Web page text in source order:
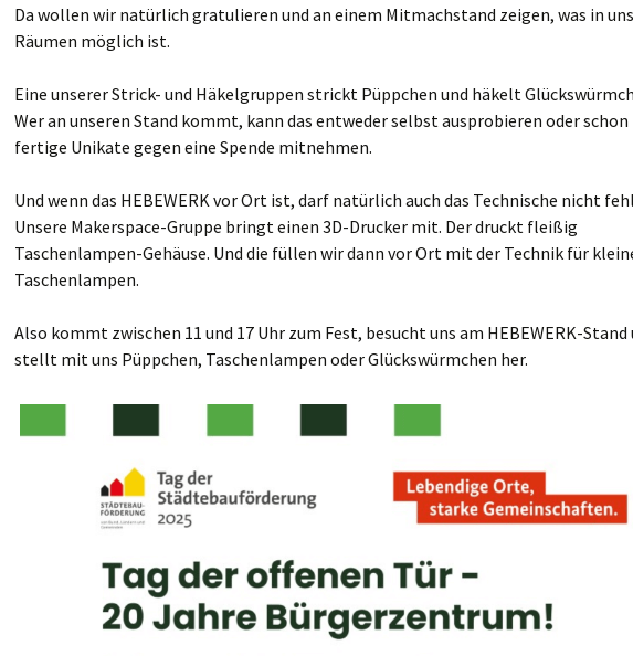
Nähstübchen
Die Strick- und
Häkelmädels
(Donnerstags 10 uhr
Gruppe)
Gruppe)
Werbellinseegnitzen
Da wollen wir natürlich gratulieren und an einem Mitmachstand zeigen, was in
Räumen möglich ist.
Eine unserer Strick- und Häkelgruppen strickt Püppchen und häkelt
Wer an unseren Stand kommt, kann das entweder selbst ausprobieren oder schon
fertige Unikate gegen eine Spende mitnehmen.
Und wenn das HEBEWERK vor Ort ist, darf natürlich auch das Technische nicht
Unsere Makerspace-Gruppe bringt einen 3D-Drucker mit. Der druckt fleißig
Taschenlampen-Gehäuse. Und die füllen wir dann vor Ort mit der Technik für
Taschenlampen.
Also kommt zwischen 11 und 17 Uhr zum Fest, besucht uns am HEBEWERK-Stand
stellt mit uns Püppchen, Taschenlampen oder Glückswürmchen her.